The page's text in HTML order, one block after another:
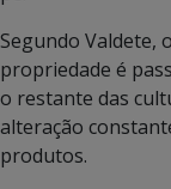
Segundo Valdete,
propriedade é
o restante das
alteração
produtos.